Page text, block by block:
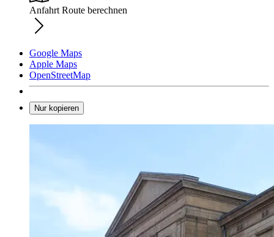
Anfahrt Route berechnen
Google Maps
Apple Maps
OpenStreetMap
Nur kopieren